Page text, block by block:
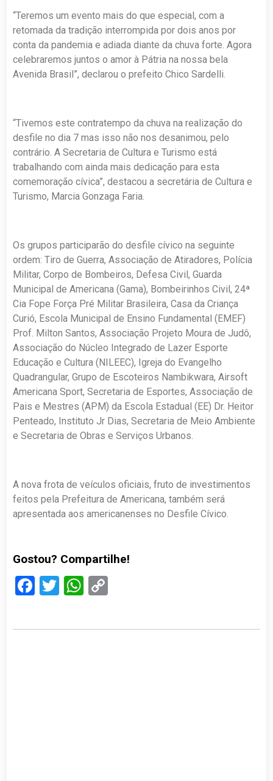
“Teremos um evento mais do que especial, com a
retomada da tradição interrompida por dois anos por
conta da pandemia e adiada diante da chuva forte. Agora
celebraremos juntos o amor à Pátria na nossa bela
Avenida Brasil”, declarou o prefeito Chico Sardelli.
“Tivemos este contratempo da chuva na realização do
desfile no dia 7 mas isso não nos desanimou, pelo
contrário. A Secretaria de Cultura e Turismo está
trabalhando com ainda mais dedicação para esta
comemoração cívica”, destacou a secretária de Cultura e
Turismo, Marcia Gonzaga Faria.
Os grupos participarão do desfile cívico na seguinte
ordem: Tiro de Guerra, Associação de Atiradores, Polícia
Militar, Corpo de Bombeiros, Defesa Civil, Guarda
Municipal de Americana (Gama), Bombeirinhos Civil, 24ª
Cia Fope Força Pré Militar Brasileira, Casa da Criança
Curió, Escola Municipal de Ensino Fundamental (EMEF)
Prof. Milton Santos, Associação Projeto Moura de Judô,
Associação do Núcleo Integrado de Lazer Esporte
Educação e Cultura (NILEEC), Igreja do Evangelho
Quadrangular, Grupo de Escoteiros Nambikwara, Airsoft
Americana Sport, Secretaria de Esportes, Associação de
Pais e Mestres (APM) da Escola Estadual (EE) Dr. Heitor
Penteado, Instituto Jr Dias, Secretaria de Meio Ambiente
e Secretaria de Obras e Serviços Urbanos.
A nova frota de veículos oficiais, fruto de investimentos
feitos pela Prefeitura de Americana, também será
apresentada aos americanenses no Desfile Cívico.
Gostou? Compartilhe!
Facebook
TwitterWhatsApp